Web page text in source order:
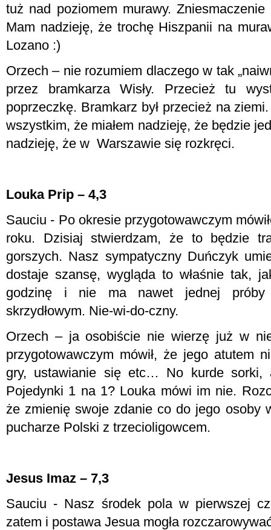
tuż nad poziomem murawy.
Mam nadzieję, że trochę Hiszpanii na
Lozano :)
Orzech – nie rozumiem dlaczego w tak
przez bramkarza Wisły. Przecież tu
poprzeczkę. Bramkarz był przecież na
wszystkim, że miałem nadzieję, że będzie
nadzieję, że w Warszawie się rozkręci.
Louka Prip – 4,3
Sauciu - Po okresie przygotowawczym
roku. Dzisiaj stwierdzam, że to będzie
gorszych. Nasz sympatyczny Duńczyk
dostaje szansę, wygląda to właśnie tak,
godzinę i nie ma nawet jednej próby
skrzydłowym. Nie-wi-do-czny.
Orzech – ja osobiście nie wierzę już w
przygotowawczym mówił, że jego atutem
gry, ustawianie się etc… No kurde
Pojedynki 1 na 1? Louka mówi im nie.
że zmienię swoje zdanie co do jego osoby
pucharze Polski z trzecioligowcem.
Jesus Imaz – 7,3
Sauciu - Nasz środek pola w pierwszej
zatem i postawa Jesua mogła